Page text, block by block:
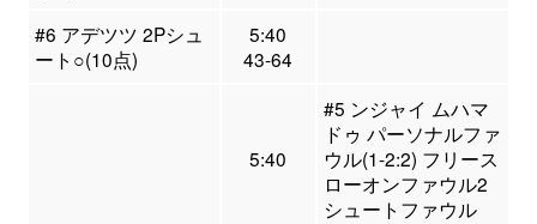
#6 アデツツ 2Pシュ
ート○(10点)
5:40
43-64
5:40
#5 ンジャイ ムハマ
ドゥ パーソナルファ
ウル(1-2:2) フリース
ローオンファウル2
シュートファウル